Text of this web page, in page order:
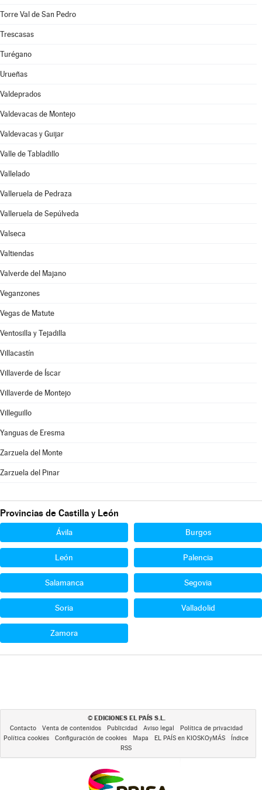
Torre Val de San Pedro
Trescasas
Turégano
Urueñas
Valdeprados
Valdevacas de Montejo
Valdevacas y Guijar
Valle de Tabladillo
Vallelado
Valleruela de Pedraza
Valleruela de Sepúlveda
Valseca
Valtiendas
Valverde del Majano
Veganzones
Vegas de Matute
Ventosilla y Tejadilla
Villacastín
Villaverde de Íscar
Villaverde de Montejo
Villeguillo
Yanguas de Eresma
Zarzuela del Monte
Zarzuela del Pinar
Provincias de Castilla y León
Ávila Burgos
León Palencia
Salamanca Segovia
Soria Valladolid
Zamora
© EDICIONES EL PAÍS S.L.
Contacto Venta de contenidos Publicidad Aviso legal
Política de privacidad
Política cookies
Configuración de cookies Mapa EL PAÍS en KIOSKOyMÁS
Índice
RSS